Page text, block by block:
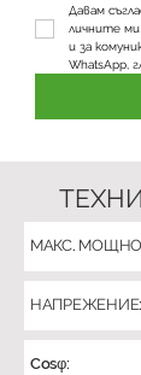
Давам
личните ми
и за
WhatsApp,
МАКС.
НАПРЕЖЕНИЕ:
Cosφ: